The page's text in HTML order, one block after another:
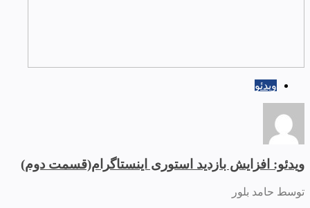
ویدئو
ویدئو: افزایش بازدید استوری اینستاگرام(قسمت دوم)
توسط حامد بلور